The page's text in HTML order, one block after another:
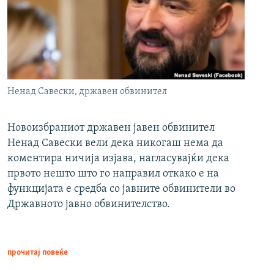
Ненад Савески, државен обвинител
Новоизбраниот државен јавен обвинител
Ненад Савески вели дека никогаш нема да
коментира ничија изјава, нагласувајќи дека
првото нешто што го направил откако е на
функцијата е средба со јавните обвинители во
Државното јавно обвинителство.
прочитај повеќе